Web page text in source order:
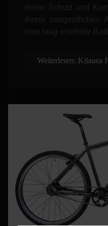
ihnen Schutz und
ihrem morgentlichen
eine lang ersehnte
Weiterlesen: Kilauea